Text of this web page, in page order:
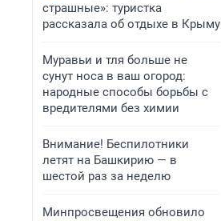
страшные»: туристка
рассказала об отдыхе в Крыму
Муравьи и тля больше не
сунут носа в ваш огород:
народные способы борьбы с
вредителями без химии
Внимание! Беспилотники
летят на Башкирию — в
шестой раз за неделю
Минпросвещения обновило